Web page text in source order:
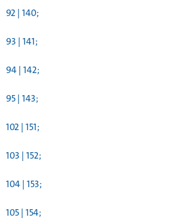
92 | 140;
93 | 141;
94 | 142;
95 | 143;
102 | 151;
103 | 152;
104 | 153;
105 | 154;